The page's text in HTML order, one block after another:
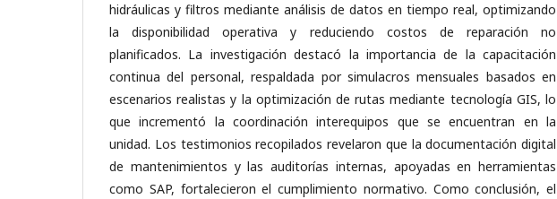
hidráulicas y filtros mediante análisis de datos en tiempo real, optimizando
la disponibilidad operativa y reduciendo costos de reparación no
planificados. La investigación destacó la importancia de la capacitación
continua del personal, respaldada por simulacros mensuales basados en
escenarios realistas y la optimización de rutas mediante tecnología GIS, lo
que incrementó la coordinación interequipos que se encuentran en la
unidad. Los testimonios recopilados revelaron que la documentación digital
de mantenimientos y las auditorías internas, apoyadas en herramientas
como SAP, fortalecieron el cumplimiento normativo. Como conclusión, el